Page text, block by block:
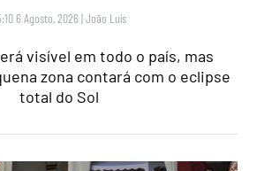
6 Agosto, 2026 |João Luís
visível em todo o país, mas
zona contará com o eclipse
total do Sol